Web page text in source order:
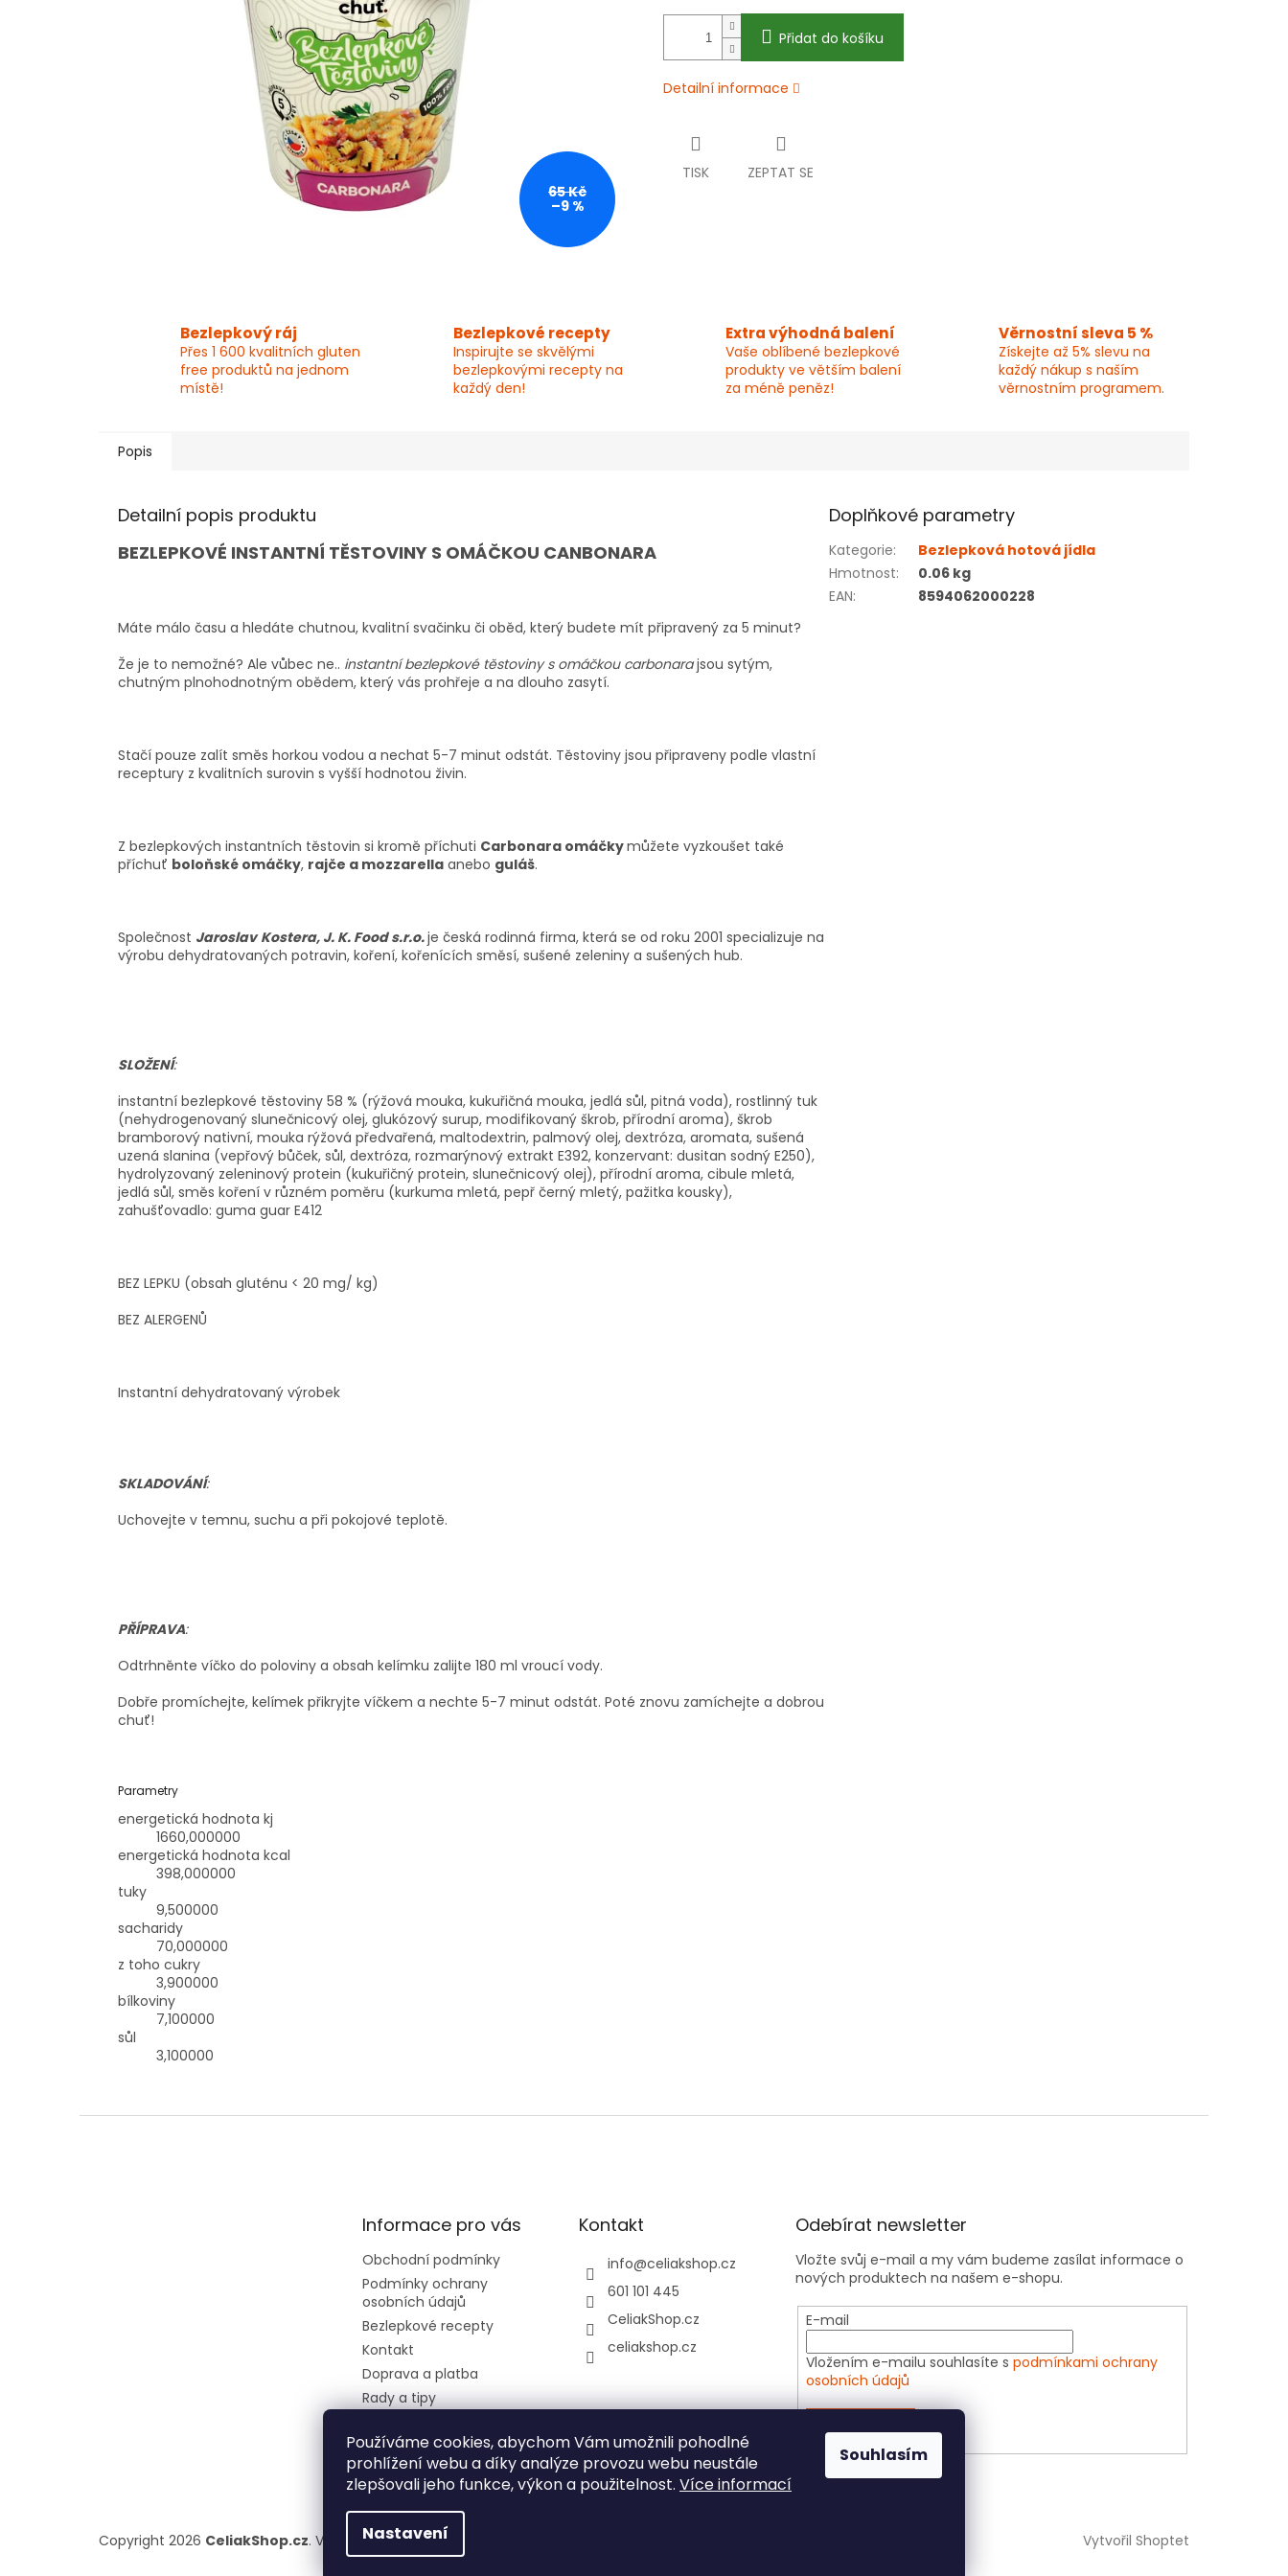
Používáme cookies, abychom Vám umožnili pohodlné
prohlížení webu a díky analýze provozu webu neustále
zlepšovali jeho funkce, výkon a použitelnost. Více informací
Nastavení
Souhlasím
65 Kč
–9 %
Přidat do košíku
Detailní informace
TISK ZEPTAT SE
Bezlepkový ráj
Přes 1 600 kvalitních gluten
free produktů na jednom
místě!
Bezlepkové recepty
Inspirujte se skvělými
bezlepkovými recepty na
každý den!
Extra výhodná balení
Vaše oblíbené bezlepkové
produkty ve větším balení
za méně peněz!
Věrnostní sleva 5 %
Získejte až 5% slevu na
každý nákup s naším
věrnostním programem.
Popis
Detailní popis produktu
BEZLEPKOVÉ INSTANTNÍ TĚSTOVINY S OMÁČKOU CANBONARA
Máte málo času a hledáte chutnou, kvalitní svačinku či oběd, který budete mít připravený za 5 minut?
Že je to nemožné? Ale vůbec ne.. instantní bezlepkové těstoviny s omáčkou carbonarajsou sytým,
chutným plnohodnotným obědem, který vás prohřeje a na dlouho zasytí.
Stačí pouze zalít směs horkou vodou a nechat 5-7 minut odstát. Těstoviny jsou připraveny podle vlastní
receptury z kvalitních surovin s vyšší hodnotou živin.
Z bezlepkových instantních těstovin si kromě příchuti Carbonara omáčkymůžete vyzkoušet také
příchuť boloňské omáčky, rajče a mozzarella anebo guláš.
Společnost Jaroslav Kostera, J. K. Food s.r.o.je česká rodinná firma, která se od roku 2001 specializuje na
výrobu dehydratovaných potravin, koření, kořenících směsí, sušené zeleniny a sušených hub.
SLOŽENÍ:
instantní bezlepkové těstoviny 58 % (rýžová mouka, kukuřičná mouka, jedlá sůl, pitná voda), rostlinný tuk
(nehydrogenovaný slunečnicový olej, glukózový surup, modifikovaný škrob, přírodní aroma), škrob
bramborový nativní, mouka rýžová předvařená, maltodextrin, palmový olej, dextróza, aromata, sušená
uzená slanina (vepřový bůček, sůl, dextróza, rozmarýnový extrakt E392, konzervant: dusitan sodný E250),
hydrolyzovaný zeleninový protein (kukuřičný protein, slunečnicový olej), přírodní aroma, cibule mletá,
jedlá sůl, směs koření v různém poměru (kurkuma mletá, pepř černý mletý, pažitka kousky),
zahušťovadlo: guma guar E412
BEZ LEPKU (obsah gluténu < 20 mg/ kg)
BEZ ALERGENŮ
Instantní dehydratovaný výrobek
SKLADOVÁNÍ:
Uchovejte v temnu, suchu a při pokojové teplotě.
PŘÍPRAVA:
Odtrhněnte víčko do poloviny a obsah kelímku zalijte 180 ml vroucí vody.
Dobře promíchejte, kelímek přikryjte víčkem a nechte 5-7 minut odstát. Poté znovu zamíchejte a dobrou
chuť!
Parametry
energetická hodnota kj
1660,000000
energetická hodnota kcal
398,000000
tuky
9,500000
sacharidy
70,000000
z toho cukry
3,900000
bílkoviny
7,100000
sůl
3,100000
Doplňkové parametry
Kategorie:
Bezlepková hotová jídla
Hmotnost:
0.06 kg
EAN: 8594062000228
Informace pro vás
Obchodní podmínky
Podmínky ochrany
osobních údajů
Bezlepkové recepty
Kontakt
Doprava a platba
Rady a tipy
Dietní cestovní kartičky do
restaurece
Kontakt
info@celiakshop.cz
601 101 445
CeliakShop.cz
celiakshop.cz
Odebírat newsletter
Vložte svůj e-mail a my vám budeme zasílat informace o
nových produktech na našem e-shopu.
E-mail
Vložením e-mailu souhlasíte spodmínkami ochrany
osobních údajů
Vytvořil Shoptet
Copyright 2026 CeliakShop.cz. Všechna práva vyhrazena.